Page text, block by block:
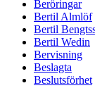
Beröringar
Bertil Almlöf
Bertil
Bertil Wedin
Bervisning
Beslagta
Beslutsförhet